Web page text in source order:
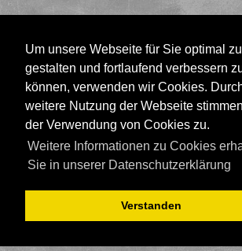
Um unsere Webseite für Sie optimal zu
gestalten und fortlaufend verbessern
können, verwenden wir Cookies.
weitere Nutzung der Webseite
der Verwendung von Cookies zu.
Weitere Informationen zu Cookies
Sie in unserer Datenschutzerklärung
Verstanden